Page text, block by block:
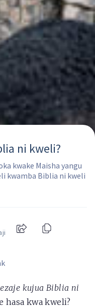
ni kweli?
kwake Maisha yangu
kwamba Biblia ni kweli
kujua Biblia ni
hasa kwa kweli?